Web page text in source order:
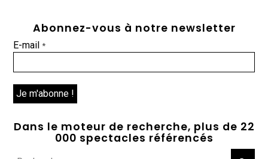
Abonnez-vous à notre newsletter
E-mail*
Dans le moteur de recherche, plus de 22
000 spectacles référencés